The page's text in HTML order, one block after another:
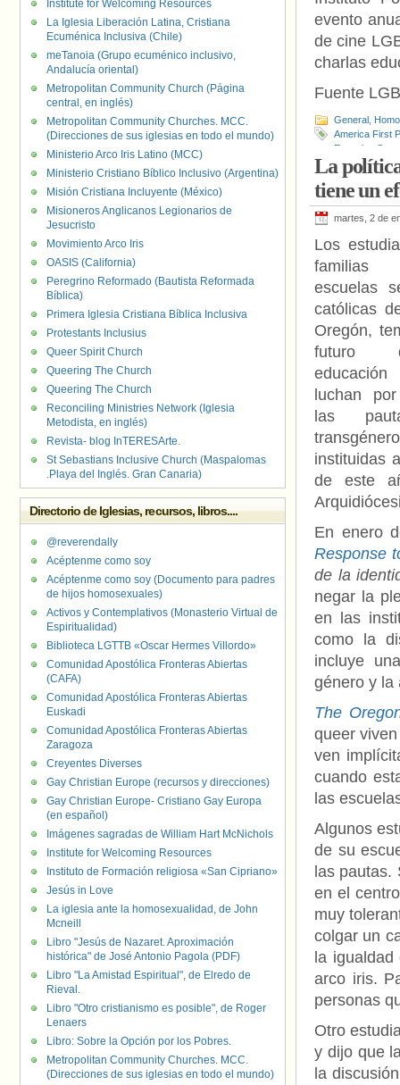
evento
de cine
charlas
Fuente
General
America First
Escuelas
(OSAA),
La
tiene un
martes, 2 de
Los
escuelas
católicas
Oregón,
futuro
luchan
las
transgénero
instituidas
de este
En enero
Response
de la
negar la
en las
como la
incluye
género y la
The
queer
ven
cuando
las
Algunos
de su
las pautas.
en el
muy
colgar un
la
arco iris.
personas
Otro
y dijo que
la
Institute for Welcoming Resources
La Iglesia Liberación Latina, Cristiana
Ecuménica Inclusiva (Chile)
meTanoia (Grupo ecuménico inclusivo,
Andalucía oriental)
Metropolitan Community Church (Página
central, en inglés)
Metropolitan Community Churches. MCC.
(Direcciones de sus iglesias en todo el mundo)
Ministerio Arco Iris Latino (MCC)
Ministerio Cristiano Bíblico Inclusivo (Argentina)
Misión Cristiana Incluyente (México)
Misioneros Anglicanos Legionarios de
Jesucristo
Movimiento Arco Iris
OASIS (California)
Peregrino Reformado (Bautista Reformada
Bíblica)
Primera Iglesia Cristiana Bíblica Inclusiva
Protestants Inclusius
Queer Spirit Church
Queering The Church
Queering The Church
Reconciling Ministries Network (Iglesia
Metodista, en inglés)
Revista- blog InTERESArte.
St Sebastians Inclusive Church (Maspalomas
.Playa del Inglés. Gran Canaria)
Directorio de Iglesias, recursos, libros....
@reverendally
Acéptenme como soy
Acéptenme como soy (Documento para padres
de hijos homosexuales)
Activos y Contemplativos (Monasterio Virtual de
Espiritualidad)
Biblioteca LGTTB «Oscar Hermes Villordo»
Comunidad Apostólica Fronteras Abiertas
(CAFA)
Comunidad Apostólica Fronteras Abiertas
Euskadi
Comunidad Apostólica Fronteras Abiertas
Zaragoza
Creyentes Diverses
Gay Christian Europe (recursos y direcciones)
Gay Christian Europe- Cristiano Gay Europa
(en español)
Imágenes sagradas de William Hart McNichols
Institute for Welcoming Resources
Instituto de Formación religiosa «San Cipriano»
Jesús in Love
La iglesia ante la homosexualidad, de John
Mcneill
Libro "Jesús de Nazaret. Aproximación
histórica" de José Antonio Pagola (PDF)
Libro "La Amistad Espiritual", de Elredo de
Rieval.
Libro "Otro cristianismo es posible", de Roger
Lenaers
Libro: Sobre la Opción por los Pobres.
Metropolitan Community Churches. MCC.
(Direcciones de sus iglesias en todo el mundo)